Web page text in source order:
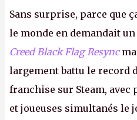
Sans surprise, parce que
le monde en demandait un
Creed Black Flag Resync
largement battu le record
franchise sur Steam, avec
et joueuses simultanés le